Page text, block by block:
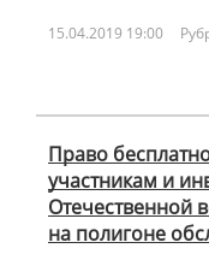
15.04.2019 19:00
Право
участникам и
Отечественной
на полигоне